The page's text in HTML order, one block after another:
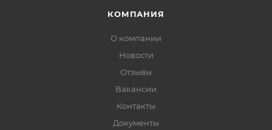
КОМПАНИЯ
О компании
Новости
Отзывы
Вакансии
Контакты
Документы